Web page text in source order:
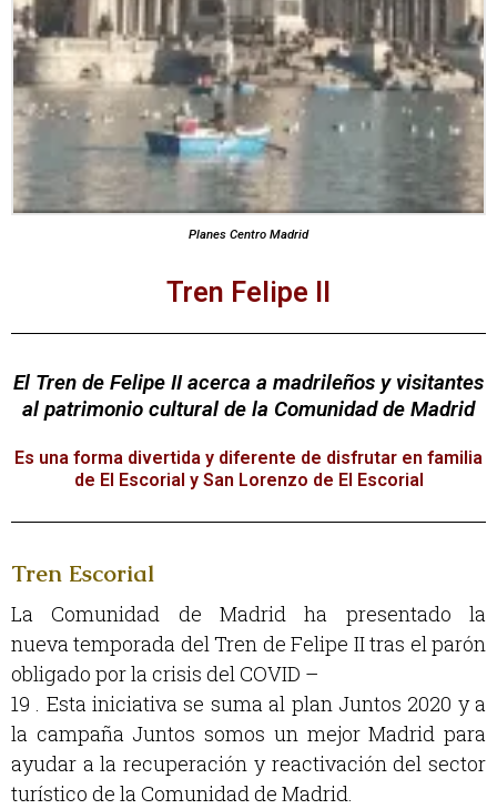
Planes Centro Madrid
Tren Felipe II
El Tren de Felipe II acerca a madrileños y visitantes
al patrimonio cultural de la Comunidad de Madrid
Es una forma divertida y diferente de disfrutar en familia
de El Escorial y San Lorenzo de El Escorial
Tren Escorial
La Comunidad de Madrid ha presentado la
nueva temporada del Tren de Felipe II tras el parón
obligado por la crisis del COVID –
19 . Esta iniciativa se suma al plan Juntos 2020 y a
la campaña Juntos somos un mejor Madrid para
ayudar a la recuperación y reactivación del sector
turístico de la Comunidad de Madrid.